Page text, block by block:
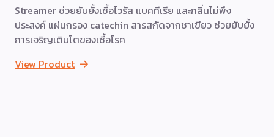
Streamer ช่วยยับยั้งเชื้อไวรัส แบคทีเรีย และกลิ่นไม่พึง
ประสงค์ แผ่นกรอง catechin สารสกัดจากชาเขียว ช่วยยับยั้ง
การเจริญเติบโตของเชื้อโรค
View Product